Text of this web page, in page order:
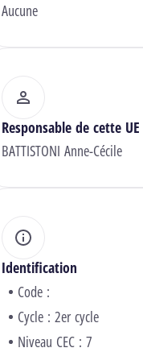
Aucune
Responsable de cette UE
BATTISTONI Anne-Cécile
Identification
Code :
Cycle : 2er cycle
Niveau CEC : 7